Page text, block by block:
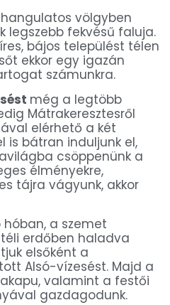
völgyben
legszebb fekvésű faluja.
bájos települést télen
ekkor egy igazán
számunkra.
még a legtöbb
Mátrakeresztesről
elérhető a két
is bátran induljunk el,
csöppenünk a
élményekre,
tájra vágyunk, akkor
a szemet
erdőben haladva
elsőként a
Alsó-vízesést. Majd a
valamint a festői
gazdagodunk.